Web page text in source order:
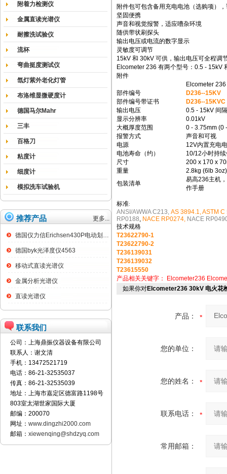
附着力检测仪
金属直读光谱仪
耐擦洗试验仪
流杯
弯曲挺度测试仪
氙灯紫外老化灯管
布洛维显微硬度计
德国马尔Mahr
三丰
百格刀
粘度计
细度计
模拟洗车试验机
推荐产品 更多...
德国仪力信Erichsen430P电动划格试验仪
德国byk光泽度仪4563
移动式直读光谱仪
金属分析光谱仪
直读光谱仪
联系我们
公司：上海鼎振仪器设备有限公司
联系人：谢文清
手机：13472521719
电话：86-21-32535037
传真：86-21-32535039
地址：上海市嘉定区德富路1198号
803室太湖世家国际大厦
邮编：200070
网址： www.dingzhi2000.com
邮箱： xiewenqing@shdzyq.com
附件包可包含备用充电电池（选购项）
坚固便携
声音和视觉报警，适应嘈杂环境
随供带状刷探头
输出电压或电流的数字显示
灵敏度可调节
15kV 和 30kV 可供，输出电压可全程调
Elcometer 236 有两个型号：0.5 - 15kV
附件
Elcometer
部件编号
D236--15KV
部件编号带证书
D236--15KVC
输出电压
0.5 - 15kV 间
显示分辨率
0.01kV
大概厚度范围
0 - 3.75mm (0
报警方式
声音和可视
电源
12V内置充电
电池寿命（约）
10/12小时持
尺寸
200 x 170 x
重量
2.8kg (6lb 3oz)
包装清单
易高236主机
作手册
标准:
ANSI/AWWA C213, AS 3894.1, ASTM
RP0188, NACE RP0274, NACE
技术规格
T23622790-1
T23622790-2
T236139031
T236139032
T23615550
产品相关关键字：
Elcometer236
如果你对Elcometer236 30kV 电火花
产品：
您的单位：
您的姓名：
联系电话：
常用邮箱：